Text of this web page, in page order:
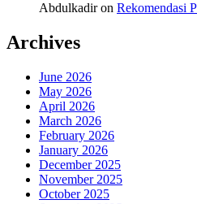
Abdulkadiron Rekomendasi
Archives
June 2026
May 2026
April 2026
March 2026
February 2026
January 2026
December 2025
November 2025
October 2025